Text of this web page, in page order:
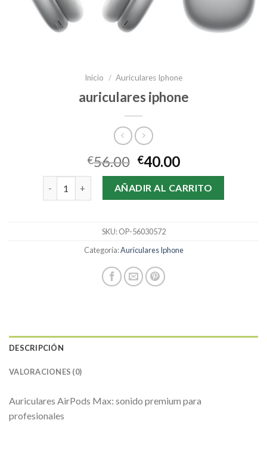
Inicio / Auriculares Iphone
auriculares iphone
€56.00 €40.00
auriculares iphone cantidadAÑADIR AL CARRITO
SKU:OP-56030572
Categoría:Auriculares Iphone
DESCRIPCIÓN
VALORACIONES (0)
Auriculares AirPods Max: sonido premium para
profesionales